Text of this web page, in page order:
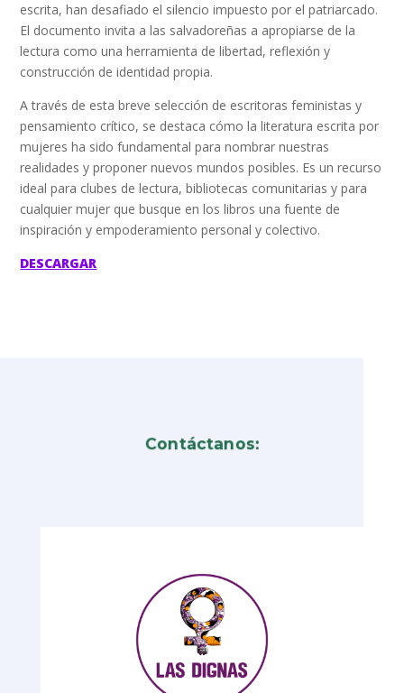
escrita, han desafiado el silencio impuesto por el patriarcado.
El documento invita a las salvadoreñas a apropiarse de la
lectura como una herramienta de libertad, reflexión y
construcción de identidad propia.
A través de esta breve selección de escritoras feministas y
pensamiento crítico, se destaca cómo la literatura escrita por
mujeres ha sido fundamental para nombrar nuestras
realidades y proponer nuevos mundos posibles. Es un recurso
ideal para clubes de lectura, bibliotecas comunitarias y para
cualquier mujer que busque en los libros una fuente de
inspiración y empoderamiento personal y colectivo.
DESCARGAR
Contáctanos: